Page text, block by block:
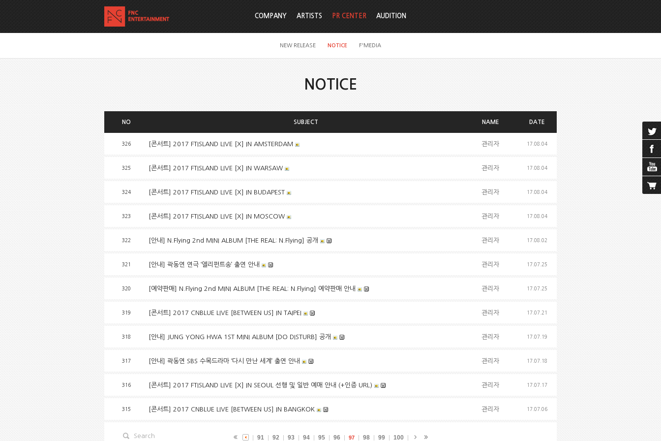
COMPANY ARTISTS PR CENTER
NEW RELEASE NOTICE F'MEDIA
AUDITION
NOTICE
NO SUBJECT NAME DATE
326 [콘서트] 2017 FTISLAND LIVE [X] IN AMSTERDAM 관리자 17.08.04
325 [콘서트] 2017 FTISLAND LIVE [X] IN WARSAW 관리자 17.08.04
324 [콘서트] 2017 FTISLAND LIVE [X] IN BUDAPEST 관리자 17.08.04
323 [콘서트] 2017 FTISLAND LIVE [X] IN MOSCOW 관리자 17.08.04
322 [안내] N.Flying 2nd MINI ALBUM [THE REAL: N.Flying] 공개 관리자 17.08.02
321 [안내] 곽동연 연극 ‘엘리펀트송’ 출연 안내 관리자 17.07.25
320 [예약판매] N.Flying 2nd MINI ALBUM [THE REAL: N.Flying] 예약판매 안내 관리자 17.07.25
319 [콘서트] 2017 CNBLUE LIVE [BETWEEN US] IN TAIPEI 관리자 17.07.21
318 [안내] JUNG YONG HWA 1ST MINI ALBUM [DO DISTURB] 공개 관리자 17.07.19
317 [안내] 곽동연 SBS 수목드라마 ‘다시 만난 세계’ 출연 안내 관리자 17.07.18
316 [콘서트] 2017 FTISLAND LIVE [X] IN SEOUL 선행 및 일반 예매 안내 (+인증 URL) 관리자 17.07.17
315 [콘서트] 2017 CNBLUE LIVE [BETWEEN US] IN BANGKOK 관리자 17.07.06
91 92 93 94 95 96 97 98 99 100
Search